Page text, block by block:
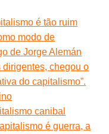
é tão ruim
modo de
de Jorge Alemán
dirigentes, chegou o
do capitalismo”.
canibal
é guerra, a